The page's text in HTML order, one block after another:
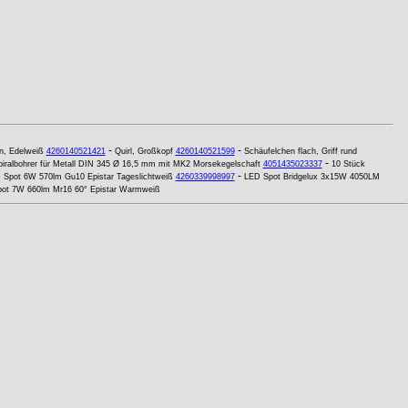
Edelweiß 4260140521421- Quirl, Großkopf 4260140521599- Schäufelchen flach, Griff rund
für Metall DIN 345 Ø 16,5 mm mit MK2 Morsekegelschaft 4051435023337- 10 Stück
Spot 6W 570lm Gu10 Epistar Tageslichtweiß 4260339998997- LED Spot Bridgelux 3x15W 4050LM
7W 660lm Mr16 60° Epistar Warmweiß